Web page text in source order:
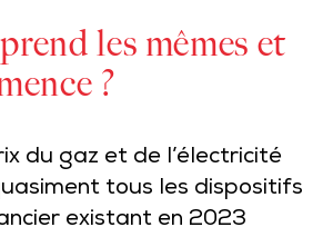
les mêmes et
?
du gaz et de l’électricité
tous les dispositifs
existant en 2023